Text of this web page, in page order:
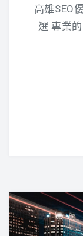
高雄SEO
選 專業